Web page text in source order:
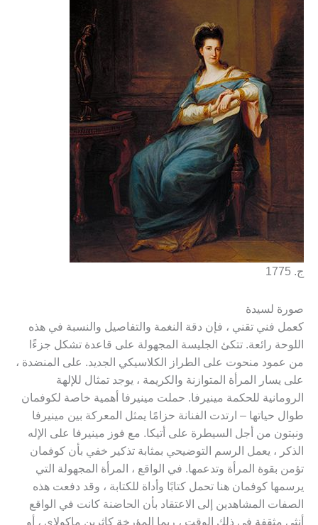
ج. 1775
صورة لسيدة
كعمل فني تقني ، فإن دقة النغمة والتفاصيل والنسبة في هذه
اللوحة رائعة. تتكئ الجليسة المجهولة على قاعدة تشكل جزءًا
من عمود منحوت على الطراز الكلاسيكي الجديد. على المنضدة ،
على يسار المرأة المتوازنة والكريمة ، يوجد تمثال للإلهة
الرومانية للحكمة مينيرفا. حملت مينيرفا أهمية خاصة لكوفمان
طوال حياتها – ارتدت الفنانة حزامًا يمثل المعركة بين مينيرفا
ونبتون من أجل السيطرة على أتيكا. مع فوز مينيرفا على الإله
الذكر ، يعمل الرسم التوضيحي بمثابة تذكير خفي بأن كوفمان
تؤمن بقوة المرأة وتدعمها. في الواقع ، المرأة المجهولة التي
يرسمها كوفمان هنا تحمل كتابًا وأداة للكتابة ، وقد دفعت هذه
الصفات المشاهدين إلى الاعتقاد بأن الحاضنة كانت في الواقع
أنثى مثقفة في ذلك الوقت ، ربما المؤرخة كاثرين ماكولاي ، أو